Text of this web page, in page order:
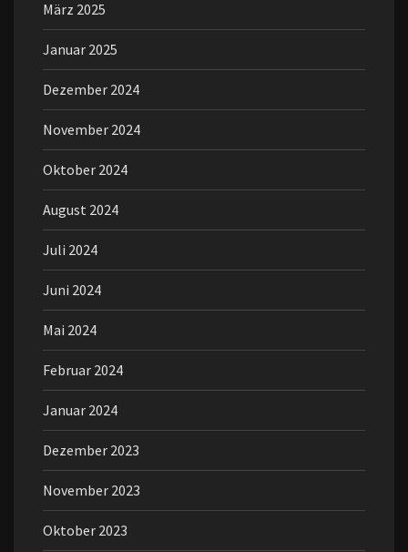
März 2025
Januar 2025
Dezember 2024
November 2024
Oktober 2024
August 2024
Juli 2024
Juni 2024
Mai 2024
Februar 2024
Januar 2024
Dezember 2023
November 2023
Oktober 2023